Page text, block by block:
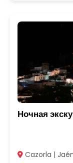
Ночная
Cazorla |